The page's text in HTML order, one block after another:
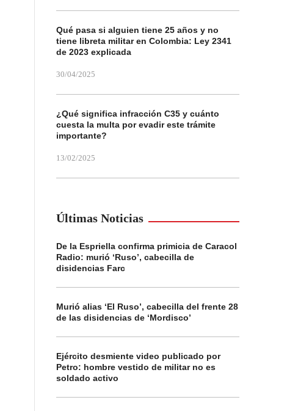
Qué pasa si alguien tiene 25 años y no
tiene libreta militar en Colombia: Ley 2341
de 2023 explicada
30/04/2025
¿Qué significa infracción C35 y cuánto
cuesta la multa por evadir este trámite
importante?
13/02/2025
Últimas Noticias
De la Espriella confirma primicia de Caracol
Radio: murió ‘Ruso’, cabecilla de
disidencias Farc
Murió alias ‘El Ruso’, cabecilla del frente 28
de las disidencias de ‘Mordisco’
Ejército desmiente video publicado por
Petro: hombre vestido de militar no es
soldado activo